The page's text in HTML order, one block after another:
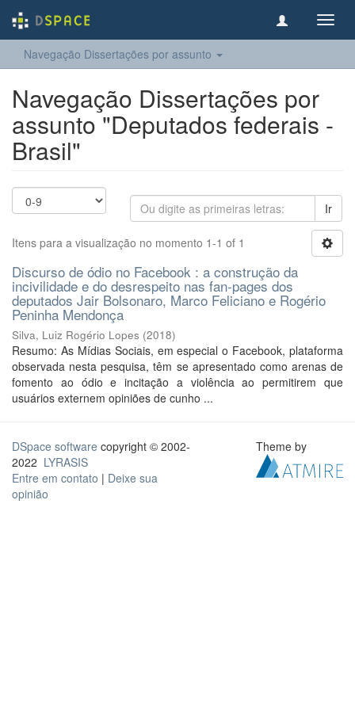
Navegação Dissertações por assunto
Navegação Dissertações por
assunto "Deputados federais -
Brasil"
Ir
Itens para a visualização no momento 1-1 of 1
Discurso de ódio no Facebook : a construção da
incivilidade e do desrespeito nas fan-pages dos
deputados Jair Bolsonaro, Marco Feliciano e Rogério
Peninha Mendonça
Silva, Luiz Rogério Lopes (2018)
Resumo: As Mídias Sociais, em especial o Facebook, plataforma
observada nesta pesquisa, têm se apresentado como arenas de
fomento ao ódio e incitação a violência ao permitirem que
usuários externem opiniões de cunho ...
DSpace software copyright © 2002-
2022 LYRASIS
Entre em contato | Deixe sua
opinião
Theme by